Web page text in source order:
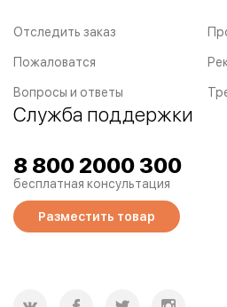
Отследить заказ
Пожаловатся
Вопросы и ответы
Служба поддержки
8 800 2000 300
бесплатная консультация
Разместить товар